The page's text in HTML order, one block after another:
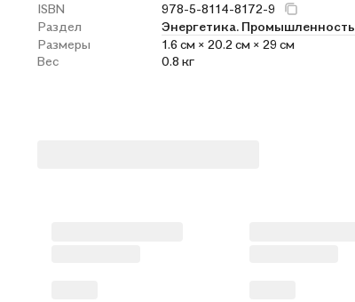
ISBN
978-5-8114-8172-9
Раздел
Энергетика. Промышленность
Размеры
1.6 см × 20.2 см × 29 см
Вес
0.8 кг